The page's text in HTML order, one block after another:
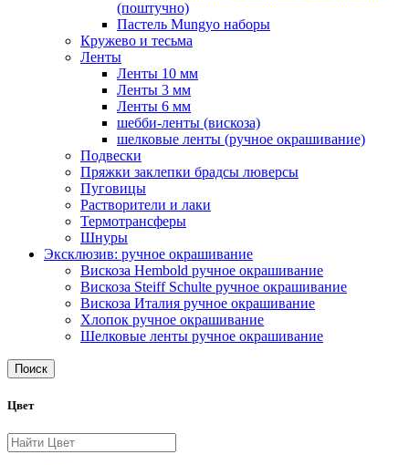
(поштучно)
Пастель Mungyo наборы
Кружево и тесьма
Ленты
Ленты 10 мм
Ленты 3 мм
Ленты 6 мм
шебби-ленты (вискоза)
шелковые ленты (ручное окрашивание)
Подвески
Пряжки заклепки брадсы люверсы
Пуговицы
Растворители и лаки
Термотрансферы
Шнуры
Эксклюзив: ручное окрашивание
Вискоза Hembold ручное окрашивание
Вискоза Steiff Schulte ручное окрашивание
Вискоза Италия ручное окрашивание
Хлопок ручное окрашивание
Шелковые ленты ручное окрашивание
Поиск
Цвет